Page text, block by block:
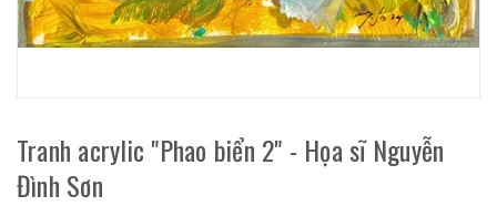
Tranh acrylic "Phao biển 2" - Họa sĩ Nguyễn
Đình Sơn